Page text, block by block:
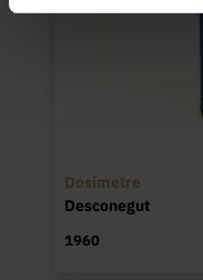
Dosímetre
Desconegut
1960